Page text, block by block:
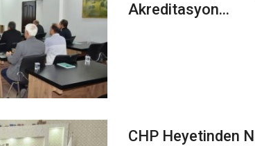
Akreditasyon...
CHP Heyetinden